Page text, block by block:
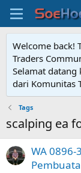
Welcome back!
Traders
Selamat datang
dari Komunitas
Tags
scalping ea
WA 0896-